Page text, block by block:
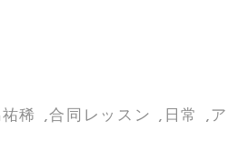
稀 ,合同レッスン ,日常 ,ア